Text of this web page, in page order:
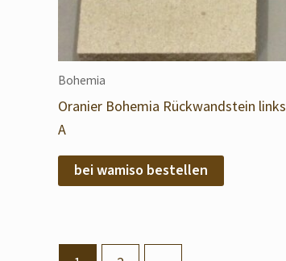
Bohemia
Oranier Bohemia Rückwandstein links
A
bei wamiso bestellen